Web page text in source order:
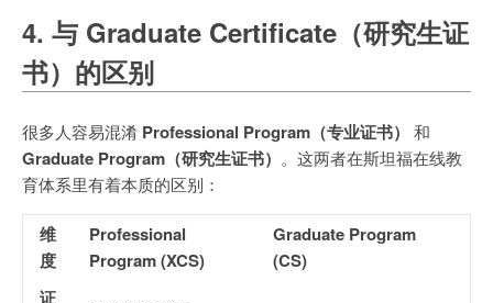
4. 与 Graduate Certificate（研究生证
书）的区别
很多人容易混淆 Professional Program（专业证书） 和
Graduate Program（研究生证书） 。这两者在斯坦福在线教
育体系里有着本质的区别：
维
度
Professional
Program (XCS)
Graduate Program
(CS)
证